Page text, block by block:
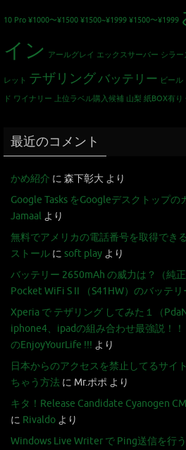
10 Pro ¥1000〜¥1500 ¥1500~¥1999 ¥1500〜¥1999
イン アールグレイ エックスサーバー シラー
レット テザリングバッテリー ビール
ド ワイナリー 上位ラベル購入候補 山梨 紙BOX有り
最近のコメント
かめ紹介 に 森下彰大 より
Google Tasks をGoogleデスクトップ
Jamaal より
無料でアメリカの電話番号を取得でき
ストール に soft play より
バッテリー 2650mAh の威力は？（純
Pocket WiFi S II （S41HW）のバッテ
Xperia で テザリング してみた１（
iphone4、ipadの組み合わせ最強説！！
のEnjoyYourLife !!! より
日本からのアクセスを禁止してるサイ
ちゃう方法 に Mr.ポポ より
キタ！Release Candidate Cyanogen
に Rivaldo より
Windows Live Writer で Ping送信を行